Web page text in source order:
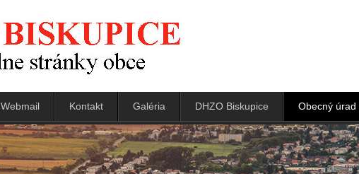
Webmail Kontakt Galéria DHZO Biskupice Obecný úrad